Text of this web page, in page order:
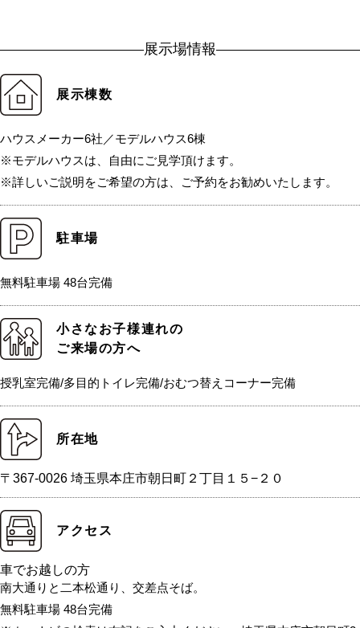
展示場情報
展示棟数
ハウスメーカー6社／モデルハウス6棟
※モデルハウスは、自由にご見学頂けます。
※詳しいご説明をご希望の方は、ご予約をお勧めいたします。
駐車場
無料駐車場 48台完備
小さなお子様連れの
ご来場の方へ
授乳室完備/多目的トイレ完備/おむつ替えコーナー完備
所在地
〒367-0026 埼玉県本庄市朝日町２丁目１５−２０
アクセス
車でお越しの方
南大通りと二本松通り、交差点そば。
無料駐車場 48台完備